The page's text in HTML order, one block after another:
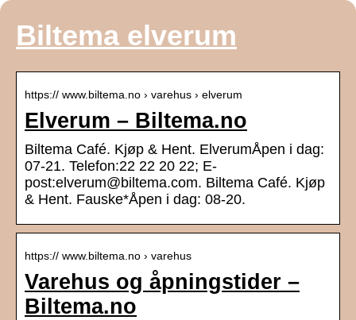
Biltema elverum
https:// www.biltema.no › varehus › elverum
Elverum – Biltema.no
Biltema Café. Kjøp & Hent. ElverumÅpen i dag:
07-21. Telefon:22 22 20 22; E-
post:elverum@biltema.com. Biltema Café. Kjøp
& Hent. Fauske*Åpen i dag: 08-20.
https:// www.biltema.no › varehus
Varehus og åpningstider –
Biltema.no